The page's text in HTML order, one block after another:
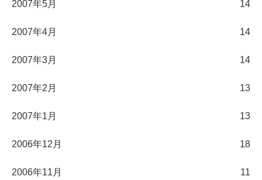
2007年5月 14
2007年4月 14
2007年3月 14
2007年2月 13
2007年1月 13
2006年12月 18
2006年11月 11